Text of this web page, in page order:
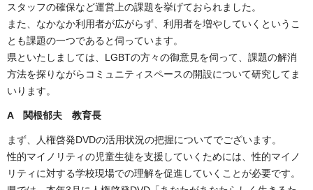
スタッフの確保など運営上の課題を挙げておられました。
また、なかなか利用者が広がらず、利用者を増やしていくというこ
とも課題の一つであると伺っています。
県といたしましては、LGBTの方々の御意見を伺って、課題の解消
方法を探りながらコミュニティスペースの開設について研究してま
いります。
A関根郁夫 教育長
まず、人権啓発DVDの活用状況の把握についてでございます。
性的マイノリティの児童生徒を支援していくためには、性的マイノ
リティに対する学校現場での理解を促進していくことが必要です。